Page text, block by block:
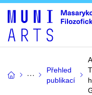
Přehled
publikací